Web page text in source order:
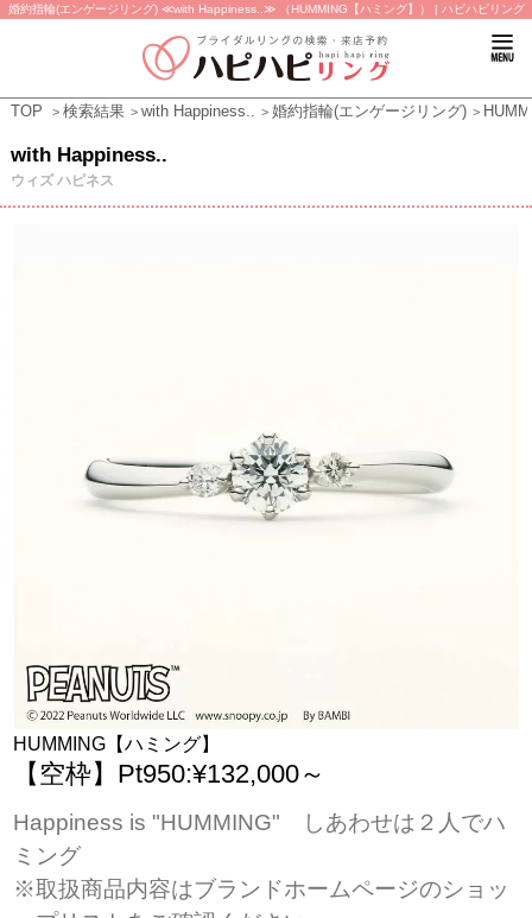
婚約指輪(エンゲージリング) ≪with Happiness..≫ （HUMMING【ハミング】） | ハピハピリング
TOP 検索結果 with Happiness.. 婚約指輪(エンゲージリング)
with Happiness..
ウィズ ハピネス
HUMMING【ハミング】
【空枠】Pt950:¥132,000～
Happiness is "HUMMING" しあわせは２人でハ
ミング
※取扱商品内容はブランドホームページのショッ